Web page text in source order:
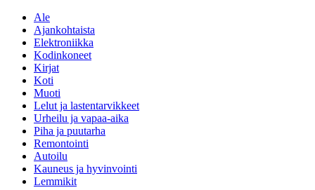
Ale
Ajankohtaista
Elektroniikka
Kodinkoneet
Kirjat
Koti
Muoti
Lelut ja lastentarvikkeet
Urheilu ja vapaa-aika
Piha ja puutarha
Remontointi
Autoilu
Kauneus ja hyvinvointi
Lemmikit